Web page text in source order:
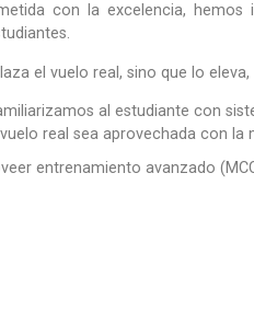
con la excelencia, hemos
el vuelo real, sino que lo
al estudiante con
real sea aprovechada con la
entrenamiento avanzado